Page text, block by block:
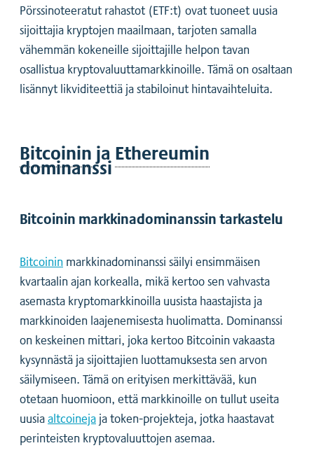
Pörssinoteeratut rahastot (ETF:t) ovat tuoneet uusia
sijoittajia kryptojen maailmaan, tarjoten samalla
vähemmän kokeneille sijoittajille helpon tavan
osallistua kryptovaluuttamarkkinoille. Tämä on osaltaan
lisännyt likviditeettiä ja stabiloinut hintavaihteluita.
Bitcoinin ja Ethereumin
dominanssi
Bitcoinin markkinadominanssin tarkastelu
Bitcoininmarkkinadominanssi säilyi ensimmäisen
kvartaalin ajan korkealla, mikä kertoo sen vahvasta
asemasta kryptomarkkinoilla uusista haastajista ja
markkinoiden laajenemisesta huolimatta. Dominanssi
on keskeinen mittari, joka kertoo Bitcoinin vakaasta
kysynnästä ja sijoittajien luottamuksesta sen arvon
säilymiseen. Tämä on erityisen merkittävää, kun
otetaan huomioon, että markkinoille on tullut useita
uusiaaltcoinejaja token-projekteja, jotka haastavat
perinteisten kryptovaluuttojen asemaa.